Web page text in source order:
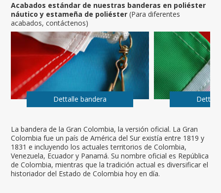
La bandera de la Gran Colombia, la versión oficial. La Gran
Colombia fue un país de América del Sur existía entre 1819 y
1831 e incluyendo los actuales territorios de Colombia,
Venezuela, Ecuador y Panamá. Su nombre oficial es República
de Colombia, mientras que la tradición actual es diversificar el
historiador del Estado de Colombia hoy en día.
Acabados estándar de nuestras banderas en poliéster
náutico y estameña de poliéster (Para diferentes
acabados, contáctenos)
Dettalle bandera